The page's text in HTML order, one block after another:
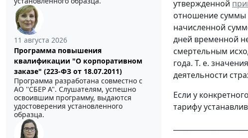
11 августа 2026
Программа повышения
квалификации "О корпоративном
заказе" (223-ФЗ от 18.07.2011)
Программа разработана совместно с
АО ''СБЕР А". Слушателям, успешно
освоившим программу, выдаются
удостоверения установленного
образца.
утвержденной
отношение суммы
начисленной
дней временной
смертельным
года. Т. е.
деятельности
Если у
тарифу